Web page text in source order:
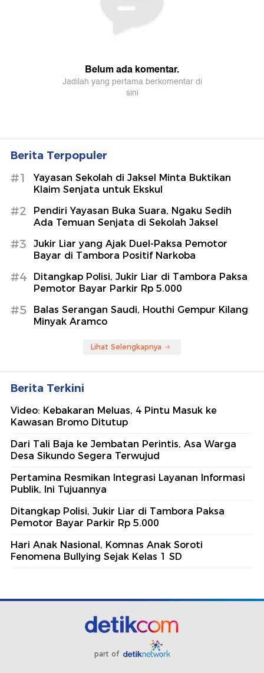
Berita Terpopuler
#1
Yayasan Sekolah di Jaksel Minta Buktikan
Klaim Senjata untuk Ekskul
#2
Pendiri Yayasan Buka Suara, Ngaku Sedih
Ada Temuan Senjata di Sekolah Jaksel
#3
Jukir Liar yang Ajak Duel-Paksa Pemotor
Bayar di Tambora Positif Narkoba
#4
Ditangkap Polisi, Jukir Liar di Tambora Paksa
Pemotor Bayar Parkir Rp 5.000
#5
Balas Serangan Saudi, Houthi Gempur Kilang
Minyak Aramco
Lihat Selengkapnya
Berita Terkini
Video: Kebakaran Meluas, 4 Pintu Masuk ke
Kawasan Bromo Ditutup
Dari Tali Baja ke Jembatan Perintis, Asa Warga
Desa Sikundo Segera Terwujud
Pertamina Resmikan Integrasi Layanan Informasi
Publik, Ini Tujuannya
Ditangkap Polisi, Jukir Liar di Tambora Paksa
Pemotor Bayar Parkir Rp 5.000
Hari Anak Nasional, Komnas Anak Soroti
Fenomena Bullying Sejak Kelas 1 SD
part of